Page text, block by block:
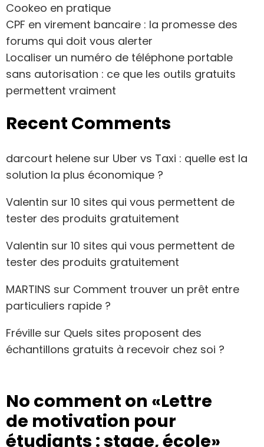
Cookeo en pratique
CPF en virement bancaire : la promesse des
forums qui doit vous alerter
Localiser un numéro de téléphone portable
sans autorisation : ce que les outils gratuits
permettent vraiment
Recent Comments
darcourt helene sur Uber vs Taxi : quelle est la
solution la plus économique ?
Valentin sur 10 sites qui vous permettent de
tester des produits gratuitement
Valentin sur 10 sites qui vous permettent de
tester des produits gratuitement
MARTINS sur Comment trouver un prêt entre
particuliers rapide ?
Fréville sur Quels sites proposent des
échantillons gratuits à recevoir chez soi ?
No comment on «Lettre
de motivation pour
étudiants : stage, école»